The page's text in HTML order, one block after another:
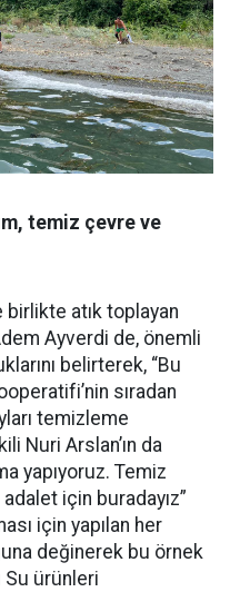
temiz çevre ve
atık toplayan
Ayverdi de, önemli
belirterek, “Bu
sıradan
temizleme
Nuri Arslan’ın da
yapıyoruz. Temiz
için buradayız”
için yapılan her
değinerek bu örnek
Su ürünleri